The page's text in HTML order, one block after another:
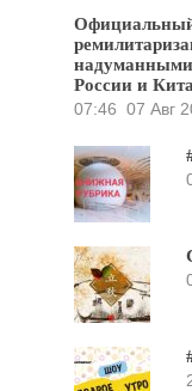
Официальный
надуманными
России и
07:46 07 Авг